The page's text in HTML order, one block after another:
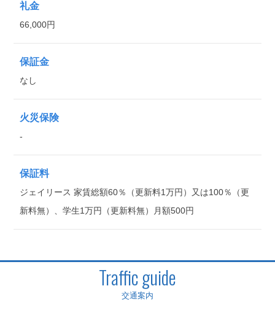
礼金
66,000円
保証金
なし
火災保険
-
保証料
ジェイリース 家賃総額60％（更新料1万円）又は100％（更
新料無）、学生1万円（更新料無）月額500円
Traffic guide
交通案内